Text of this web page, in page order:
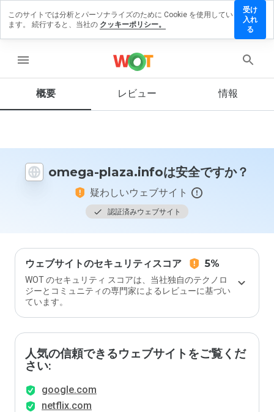
menu
概要 レビュー 情報
omega-plaza.infoは安全ですか？
疑わしいウェブサイト
認証済みウェブサイト
ウェブサイトのセキュリティスコア 5%
WOT のセキュリティ スコアは、当社独自のテクノロ
ジーとコミュニティの専門家によるレビューに基づい
ています。
人気の信頼できるウェブサイトをご覧くだ
さい:
google.com
netflix.com
ビュ
ブサ
から
に評
価し
ます
か？
このサイトでは分析とパーソナライズのために Cookie を使用してい
ます。 続行すると、当社の クッキーポリシー。
受け
入れ
る